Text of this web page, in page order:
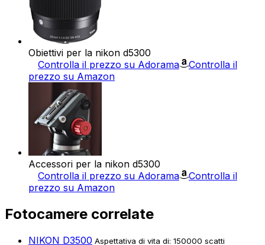
Obiettivi per la nikon d5300
Controlla il prezzo su Adorama
Controlla il
prezzo su Amazon
Accessori per la nikon d5300
Controlla il prezzo su Adorama
Controlla il
prezzo su Amazon
Fotocamere correlate
NIKON D3500 Aspettativa di vita di: 150000 scatti